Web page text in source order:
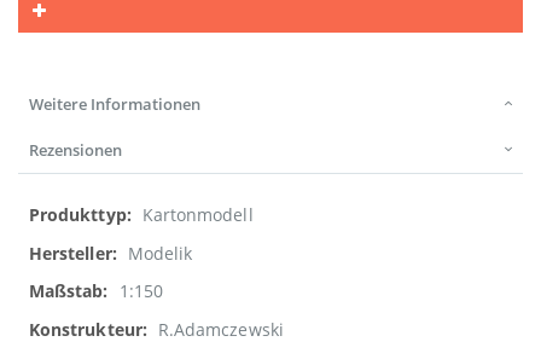
Weitere Informationen
Rezensionen
Weitere
Informationen
Kartonmodell
Modelik
1:150
R.Adamczewski